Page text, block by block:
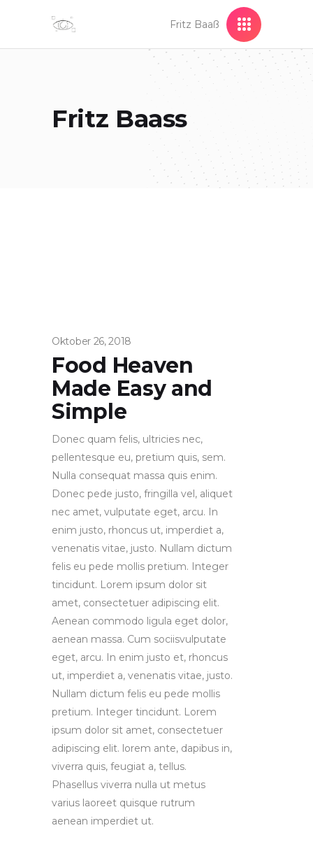
Fritz Baaß
Fritz Baass
Oktober 26, 2018
Food Heaven
Made Easy and
Simple
Donec quam felis, ultricies nec,
pellentesque eu, pretium quis, sem.
Nulla consequat massa quis enim.
Donec pede justo, fringilla vel, aliquet
nec amet, vulputate eget, arcu. In
enim justo, rhoncus ut, imperdiet a,
venenatis vitae, justo. Nullam dictum
felis eu pede mollis pretium. Integer
tincidunt. Lorem ipsum dolor sit
amet, consectetuer adipiscing elit.
Aenean commodo ligula eget dolor,
aenean massa. Cum sociisvulputate
eget, arcu. In enim justo et, rhoncus
ut, imperdiet a, venenatis vitae, justo.
Nullam dictum felis eu pede mollis
pretium. Integer tincidunt. Lorem
ipsum dolor sit amet, consectetuer
adipiscing elit. lorem ante, dapibus in,
viverra quis, feugiat a, tellus.
Phasellus viverra nulla ut metus
varius laoreet quisque rutrum
aenean imperdiet ut.